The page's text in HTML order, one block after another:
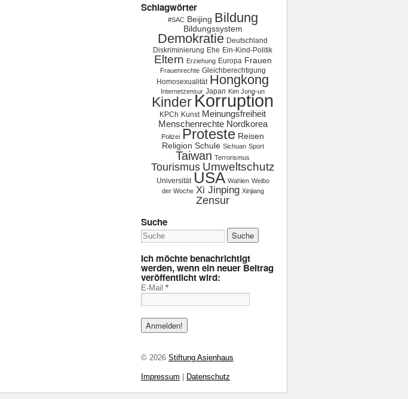
Schlagwörter
#SAC Beijing Bildung
Bildungssystem
Demokratie Deutschland
Diskriminierung Ehe Ein-Kind-Politik
Eltern Erziehung Europa Frauen
Frauenrechte Gleichberechtigung
Homosexualität Hongkong
Internetzensur Japan Kim Jong-un
KinderKorruption
KPCh Kunst Meinungsfreiheit
Menschenrechte Nordkorea
Polizei Proteste Reisen
Religion Schule Sichuan Sport
Taiwan Terrorismus
Tourismus Umweltschutz
Universität USA Wahlen Weibo
der Woche Xi Jinping Xinjiang
Zensur
Suche
Ich möchte benachrichtigt
werden, wenn ein neuer Beitrag
veröffentlicht wird:
E-Mail *
© 2026 Stiftung Asienhaus
Impressum Datenschutz